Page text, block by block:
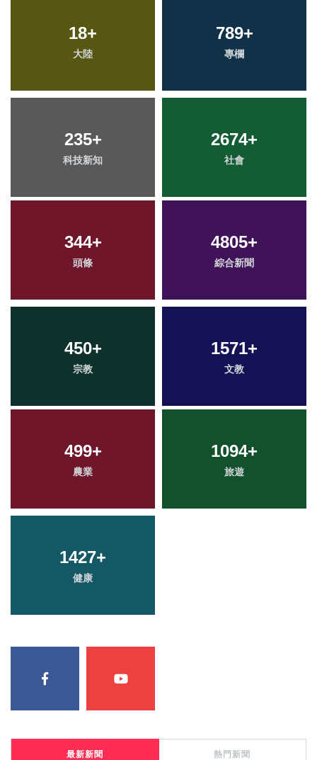
18+
大陸
789+
專欄
235+
科技新知
2674+
社會
344+
頭條
4805+
綜合新聞
450+
宗教
1571+
文教
499+
農業
1094+
旅遊
1427+
健康
最新新聞 熱門新聞